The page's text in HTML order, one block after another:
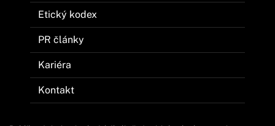
Etický kodex
PR články
Kariéra
Kontakt